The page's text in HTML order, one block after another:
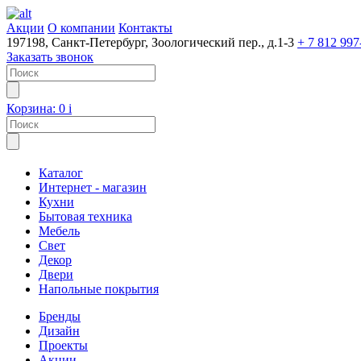
Акции О компании Контакты
197198, Санкт-Петербург, Зоологический пер., д.1-3 + 7 812
Заказать звонок
Корзина: 0 i
Каталог
Интернет - магазин
Кухни
Бытовая техника
Мебель
Свет
Декор
Двери
Напольные покрытия
Бренды
Дизайн
Проекты